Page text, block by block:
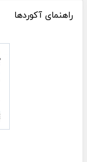
راهنمای آکوردها